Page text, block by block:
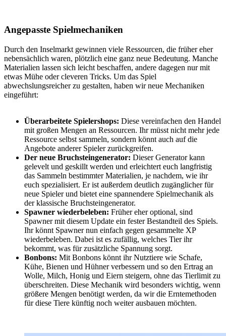
Angepasste Spielmechaniken
Durch den Inselmarkt gewinnen viele Ressourcen, die früher eher
nebensächlich waren, plötzlich eine ganz neue Bedeutung. Manche
Materialien lassen sich leicht beschaffen, andere dagegen nur mit
etwas Mühe oder cleveren Tricks. Um das Spiel
abwechslungsreicher zu gestalten, haben wir neue Mechaniken
eingeführt:
Überarbeitete Spielershops: Diese vereinfachen den Handel
mit großen Mengen an Ressourcen. Ihr müsst nicht mehr jede
Ressource selbst sammeln, sondern könnt auch auf die
Angebote anderer Spieler zurückgreifen.
Der neue Bruchsteingenerator: Dieser Generator kann
gelevelt und geskillt werden und erleichtert euch langfristig
das Sammeln bestimmter Materialien, je nachdem, wie ihr
euch spezialisiert. Er ist außerdem deutlich zugänglicher für
neue Spieler und bietet eine spannendere Spielmechanik als
der klassische Bruchsteingenerator.
Spawner wiederbeleben: Früher eher optional, sind
Spawner mit diesem Update ein fester Bestandteil des Spiels.
Ihr könnt Spawner nun einfach gegen gesammelte XP
wiederbeleben. Dabei ist es zufällig, welches Tier ihr
bekommt, was für zusätzliche Spannung sorgt.
Bonbons: Mit Bonbons könnt ihr Nutztiere wie Schafe,
Kühe, Bienen und Hühner verbessern und so den Ertrag an
Wolle, Milch, Honig und Eiern steigern, ohne das Tierlimit zu
überschreiten. Diese Mechanik wird besonders wichtig, wenn
größere Mengen benötigt werden, da wir die Erntemethoden
für diese Tiere künftig noch weiter ausbauen möchten.